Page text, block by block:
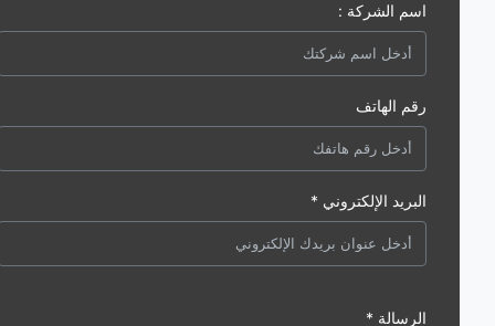
اسم الشركة :
رقم الهاتف
البريد الإلكتروني *
الرسالة *